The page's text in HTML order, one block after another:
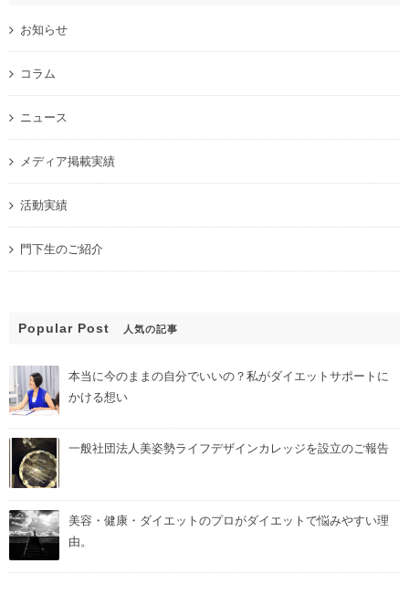
お知らせ
コラム
ニュース
メディア掲載実績
活動実績
門下生のご紹介
Popular Post 人気の記事
本当に今のままの自分でいいの？私がダイエットサポートに
かける想い
一般社団法人美姿勢ライフデザインカレッジを設立のご報告
美容・健康・ダイエットのプロがダイエットで悩みやすい理
由。